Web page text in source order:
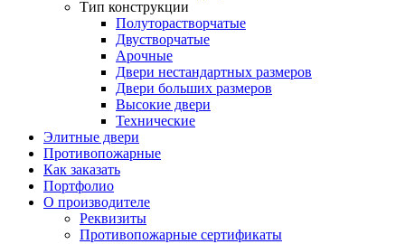
Тип конструкции
Полуторастворчатые
Двустворчатые
Арочные
Двери нестандартных размеров
Двери больших размеров
Высокие двери
Технические
Элитные двери
Противопожарные
Как заказать
Портфолио
О производителе
Реквизиты
Противопожарные сертификаты